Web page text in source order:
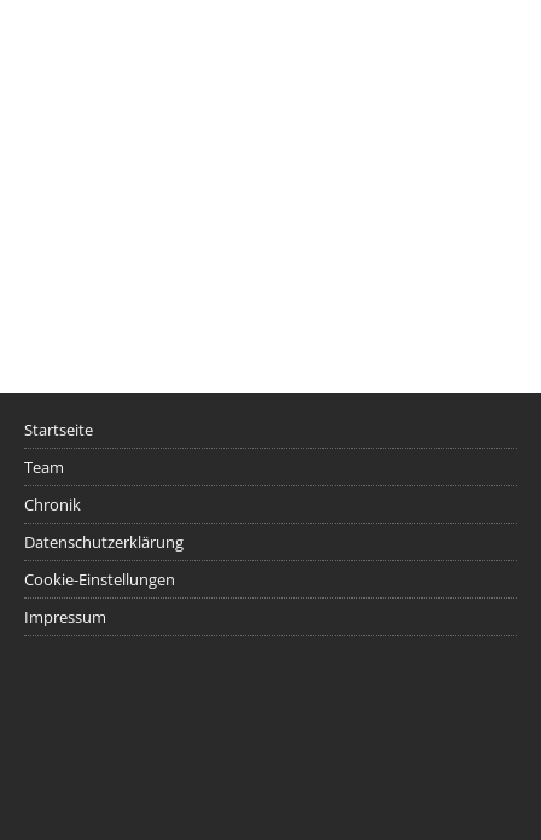
Startseite
Team
Chronik
Datenschutzerklärung
Cookie-Einstellungen
Impressum